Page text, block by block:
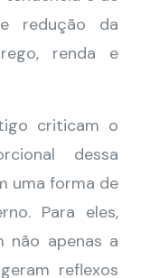
redução da
renda e
criticam o
dessa
uma forma de
Para eles,
não apenas a
reflexos